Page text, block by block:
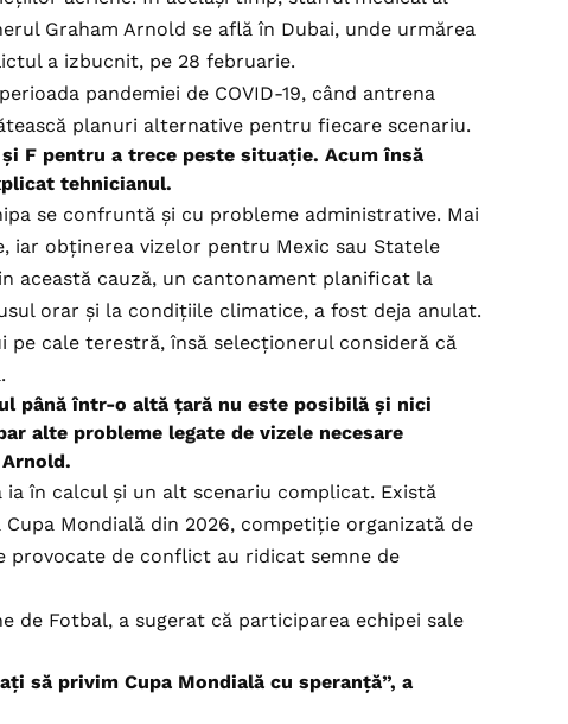
Graham Arnold se află în Dubai, unde urmărea
a izbucnit, pe 28 februarie.
pandemiei de COVID-19, când antrena
planuri alternative pentru fiecare scenariu.
F pentru a trece peste situație. Acum însă
tehnicianul.
se confruntă și cu probleme administrative. Mai
iar obținerea vizelor pentru Mexic sau Statele
această cauză, un cantonament planificat la
orar și la condițiile climatice, a fost deja anulat.
cale terestră, însă selecționerul consideră că
până într-o altă țară nu este posibilă și nici
alte probleme legate de vizele necesare
ia în calcul și un alt scenariu complicat. Există
Mondială din 2026, competiție organizată de
provocate de conflict au ridicat semne de
de Fotbal, a sugerat că participarea echipei sale
să privim Cupa Mondială cu speranță”, a